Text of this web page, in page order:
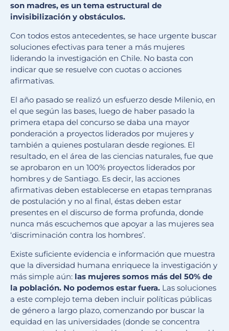
son madres, es un tema estructural de
invisibilización y obstáculos.
Con todos estos antecedentes, se hace urgente buscar
soluciones efectivas para tener a más mujeres
liderando la investigación en Chile. No basta con
indicar que se resuelve con cuotas o acciones
afirmativas.
El año pasado se realizó un esfuerzo desde Milenio, en
el que según las bases, luego de haber pasado la
primera etapa del concurso se daba una mayor
ponderación a proyectos liderados por mujeres y
también a quienes postularan desde regiones. El
resultado, en el área de las ciencias naturales, fue que
se aprobaron en un 100% proyectos liderados por
hombres y de Santiago. Es decir, las acciones
afirmativas deben establecerse en etapas tempranas
de postulación y no al final, éstas deben estar
presentes en el discurso de forma profunda, donde
nunca más escuchemos que apoyar a las mujeres sea
‘discriminación contra los hombres’.
Existe suficiente evidencia e información que muestra
que la diversidad humana enriquece la investigación y
más simple aún: las mujeres somos más del 50% de
la población. No podemos estar fuera. Las soluciones
a este complejo tema deben incluir políticas públicas
de género a largo plazo, comenzando por buscar la
equidad en las universidades (donde se concentra